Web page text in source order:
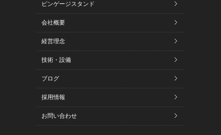
ピンゲージスタンド
会社概要
経営理念
技術・設備
ブログ
採用情報
お問い合わせ